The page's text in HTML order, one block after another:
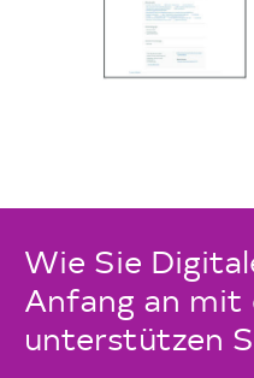
Wie Sie
Anfang an mit
unterstützen